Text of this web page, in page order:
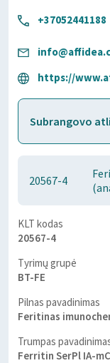
+37052441188
https://
20567-4
KLT kodas
20567-4
Tyrimų grupė
BT-FE
Pilnas pavadinimas
Feritinas
Trumpas
Ferritin SerPl IA-